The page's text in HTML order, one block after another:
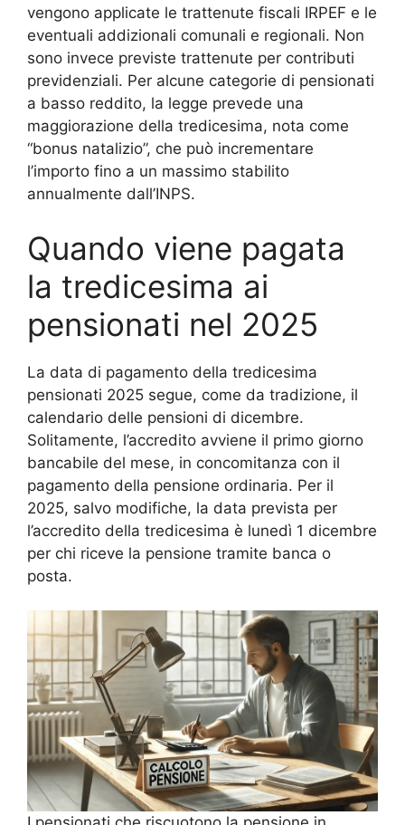
vengono applicate le trattenute fiscali IRPEF e le
eventuali addizionali comunali e regionali. Non
sono invece previste trattenute per contributi
previdenziali. Per alcune categorie di pensionati
a basso reddito, la legge prevede una
maggiorazione della tredicesima, nota come
“bonus natalizio”, che può incrementare
l’importo fino a un massimo stabilito
annualmente dall’INPS.
Quando viene pagata
la tredicesima ai
pensionati nel 2025
La data di pagamento della tredicesima
pensionati 2025 segue, come da tradizione, il
calendario delle pensioni di dicembre.
Solitamente, l’accredito avviene il primo giorno
bancabile del mese, in concomitanza con il
pagamento della pensione ordinaria. Per il
2025, salvo modifiche, la data prevista per
l’accredito della tredicesima è lunedì 1 dicembre
per chi riceve la pensione tramite banca o
posta.